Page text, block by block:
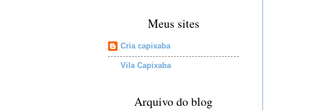
Meus sites
Cria capixaba
Vila Capixaba
Arquivo do blog